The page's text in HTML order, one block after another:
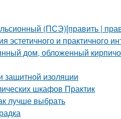
(ПСЭ)[править |
и практичного
дом, обложенный
защитной изоляции
шкафов Практик
лучше выбрать